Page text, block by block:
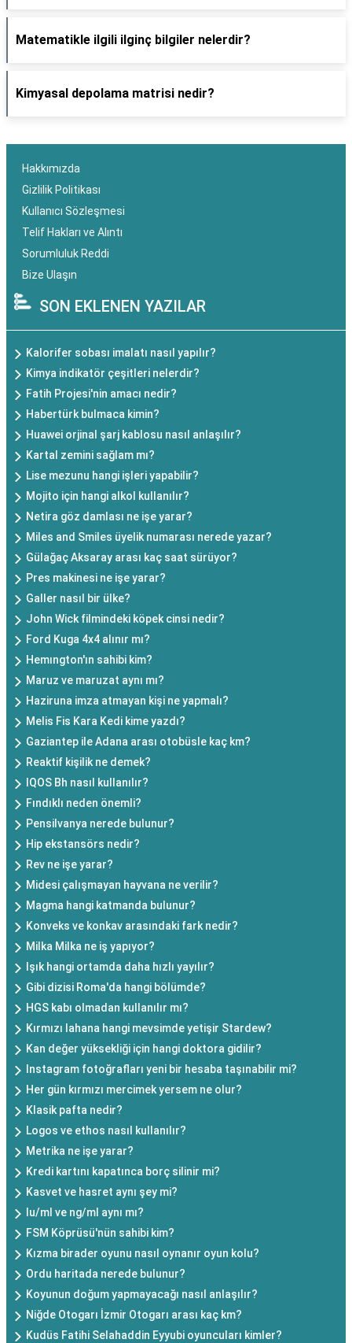
Matematikle ilgili ilginç bilgiler nelerdir?
Kimyasal depolama matrisi nedir?
Hakkımızda
Gizlilik Politikası
Kullanıcı Sözleşmesi
Telif Hakları ve Alıntı
Sorumluluk Reddi
Bize Ulaşın
SON EKLENEN YAZILAR
Kalorifer sobası imalatı nasıl yapılır?
Kimya indikatör çeşitleri nelerdir?
Fatih Projesi'nin amacı nedir?
Habertürk bulmaca kimin?
Huawei orjinal şarj kablosu nasıl anlaşılır?
Kartal zemini sağlam mı?
Lise mezunu hangi işleri yapabilir?
Mojito için hangi alkol kullanılır?
Netira göz damlası ne işe yarar?
Miles and Smiles üyelik numarası nerede yazar?
Gülağaç Aksaray arası kaç saat sürüyor?
Pres makinesi ne işe yarar?
Galler nasıl bir ülke?
John Wick filmindeki köpek cinsi nedir?
Ford Kuga 4x4 alınır mı?
Hemıngton'ın sahibi kim?
Maruz ve maruzat aynı mı?
Haziruna imza atmayan kişi ne yapmalı?
Melis Fis Kara Kedi kime yazdı?
Gaziantep ile Adana arası otobüsle kaç km?
Reaktif kişilik ne demek?
IQOS Bh nasıl kullanılır?
Fındıklı neden önemli?
Pensilvanya nerede bulunur?
Hip ekstansörs nedir?
Rev ne işe yarar?
Midesi çalışmayan hayvana ne verilir?
Magma hangi katmanda bulunur?
Konveks ve konkav arasındaki fark nedir?
Milka Milka ne iş yapıyor?
Işık hangi ortamda daha hızlı yayılır?
Gibi dizisi Roma'da hangi bölümde?
HGS kabı olmadan kullanılır mı?
Kırmızı lahana hangi mevsimde yetişir Stardew?
Kan değer yüksekliği için hangi doktora gidilir?
Instagram fotoğrafları yeni bir hesaba taşınabilir mi?
Her gün kırmızı mercimek yersem ne olur?
Klasik pafta nedir?
Logos ve ethos nasıl kullanılır?
Metrika ne işe yarar?
Kredi kartını kapatınca borç silinir mi?
Kasvet ve hasret aynı şey mi?
Iu/ml ve ng/ml aynı mı?
FSM Köprüsü'nün sahibi kim?
Kızma birader oyunu nasıl oynanır oyun kolu?
Ordu haritada nerede bulunur?
Koyunun doğum yapmayacağı nasıl anlaşılır?
Niğde Otogarı İzmir Otogarı arası kaç km?
Kudüs Fatihi Selahaddin Eyyubi oyuncuları kimler?